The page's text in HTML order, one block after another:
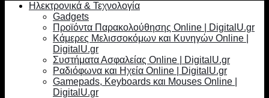
Ηλεκτρονικά & Τεχνολογία
Gadgets
Προϊόντα Παρακολούθησης Online | DigitalU.gr
Κάμερες Μελισσοκόμων και Κυνηγών Online |
DigitalU.gr
Συστήματα Ασφαλείας Online | DigitalU.gr
Ραδιόφωνα και Ηχεία Online | DigitalU.gr
Gamepads, Keyboards και Mouses Online |
DigitalU.gr